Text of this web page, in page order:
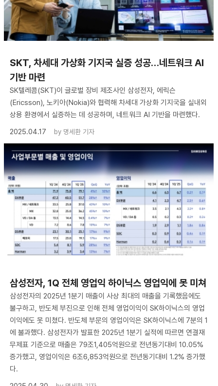
SKT, 차세대 가상화 기지국 실증 성공…네트워크 AI
기반 마련
SK텔레콤(SKT)이 글로벌 장비 제조사인 삼성전자, 에릭슨
(Ericsson), 노키아(Nokia)와 협력해 차세대 가상화 기지국을 실내외
상용 환경에서 실증하는 데 성공하며, 네트워크 AI 기반을 마련했다.
2025.04.17
by 명세환 기자
삼성전자, 1Q 전체 영업익 하이닉스 영업익에 못 미쳐
삼성전자의 2025년 1분기 매출이 사상 최대의 매출을 기록했음에도
불구하고, 반도체 부진으로 인해 전체 영업이익이 SK하이닉스의 영업
이익에도 못 미쳤다. 반도체 부문의 영업이익은 SK하이닉스에 7분의 1
에 불과했다. 삼성전자가 발표한 2025년 1분기 실적에 따르면 연결재
무제표 기준으로 매출은 79조1,405억원으로 전년동기대비 10.05%
증가했고, 영업이익은 6조6,853억원으로 전년동기대비 1.2% 증가했
다.